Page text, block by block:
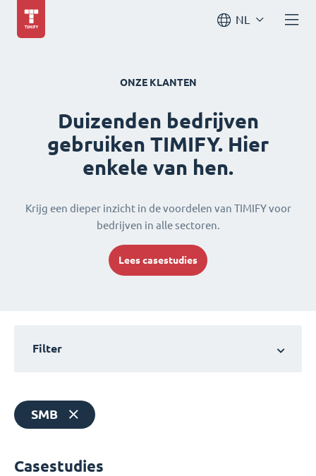
NL
ONZE KLANTEN
Duizenden bedrijven
gebruiken TIMIFY. Hier
enkele van hen.
Krijg een dieper inzicht in de voordelen van TIMIFY voor
bedrijven in alle sectoren.
Lees casestudies
Filter
SMB
Casestudies